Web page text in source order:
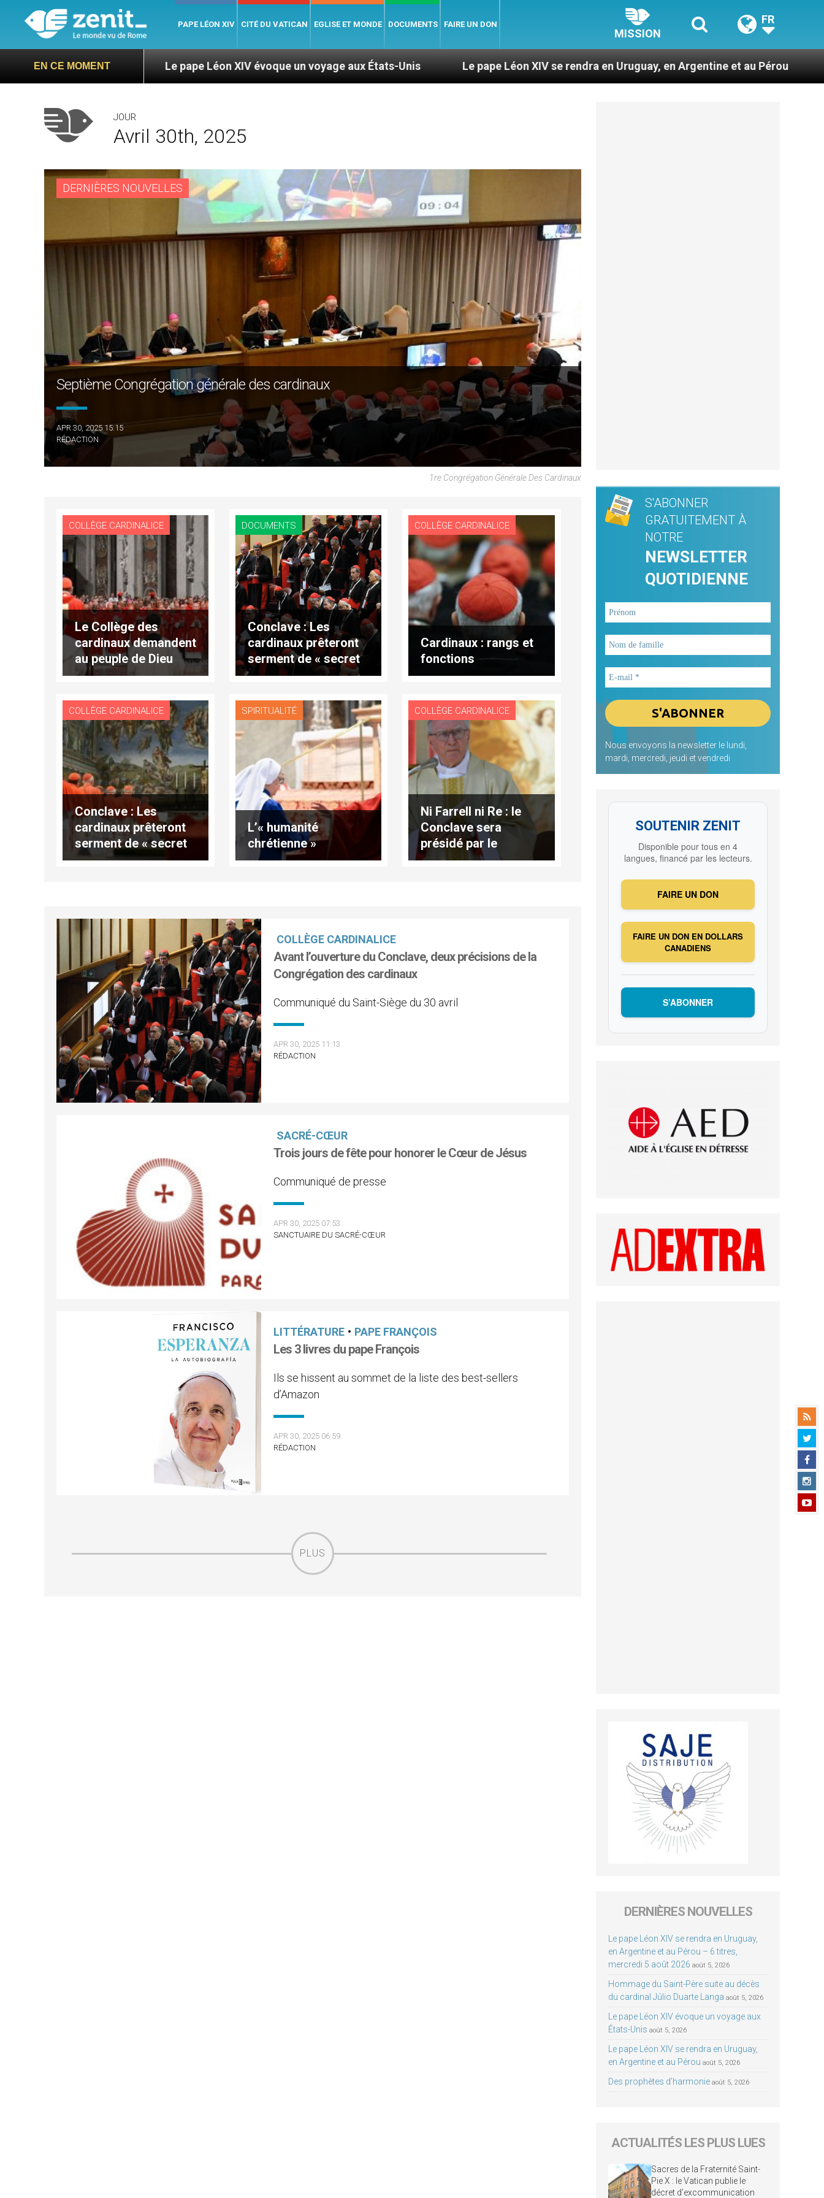
PAPE LÉON XIV CITÉ DU VATICAN EGLISE ET MONDE DOCUMENTS FAIRE UN DON
MISSION
FR
EN CE MOMENT
Le pape Léon XIV évoque un voyage aux États-Unis Le pape Léon XIV se rendra en Uruguay, en Argentine et au Pérou Des prophètes
JOUR
Avril 30th, 2025
DERNIÈRES NOUVELLES
Septième Congrégation générale des cardinaux
APR 30, 2025 15:15
RÉDACTION
1re Congrégation Générale Des Cardinaux
COLLÈGE CARDINALICE
Le Collège des
cardinaux demandent
au peuple de Dieu
son soutien par la
DOCUMENTS
Conclave : Les
cardinaux prêteront
serment de « secret
absolu » – 13 titres,
2025
COLLÈGE CARDINALICE
Cardinaux : rangs et
fonctions
COLLÈGE CARDINALICE
Conclave : Les
cardinaux prêteront
serment de « secret
absolu »
SPIRITUALITÉ
L’« humanité
chrétienne »
COLLÈGE CARDINALICE
Ni Farrell ni Re : le
Conclave sera
présidé par le
cardinal Parolin
COLLÈGE CARDINALICE
Avant l’ouverture du Conclave, deux précisions de la
Congrégation des cardinaux
Communiqué du Saint-Siège du 30 avril
APR 30, 2025 11:13
RÉDACTION
SACRÉ-CŒUR
Trois jours de fête pour honorer le Cœur de Jésus
Communiqué de presse
APR 30, 2025 07:53
SANCTUAIRE DU SACRÉ-CŒUR
LITTÉRATURE • PAPE FRANÇOIS
Les 3 livres du pape François
Ils se hissent au sommet de la liste des best-sellers
d’Amazon
APR 30, 2025 06:59
RÉDACTION
PLUS
S'ABONNER
GRATUITEMENT À
NOTRE
NEWSLETTER
QUOTIDIENNE
Nous envoyons la newsletter le lundi,
mardi, mercredi, jeudi et vendredi
SOUTENIR ZENIT
Disponible pour tous en 4
langues, financé par les lecteurs.
FAIRE UN DON
FAIRE UN DON EN DOLLARS
CANADIENS
S’ABONNER
DERNIÈRES NOUVELLES
Le pape Léon XIV se rendra en Uruguay,
en Argentine et au Pérou – 6 titres,
mercredi 5 août 2026 août 5, 2026
Hommage du Saint-Père suite au décès
du cardinal Júlio Duarte Langa août 5, 2026
Le pape Léon XIV évoque un voyage aux
États-Unis août 5, 2026
Le pape Léon XIV se rendra en Uruguay,
en Argentine et au Pérou août 5, 2026
Des prophètes d’harmonie août 5, 2026
ACTUALITÉS LES PLUS LUES
Sacres de la Fraternité Saint-
Pie X : le Vatican publie le
décret d’excommunication